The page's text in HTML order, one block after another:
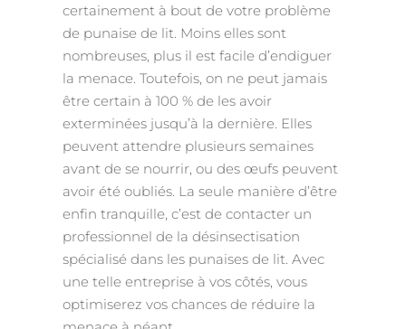
certainement à bout de votre problème
de punaise de lit. Moins elles sont
nombreuses, plus il est facile d’endiguer
la menace. Toutefois, on ne peut jamais
être certain à 100 % de les avoir
exterminées jusqu’à la dernière. Elles
peuvent attendre plusieurs semaines
avant de se nourrir, ou des œufs peuvent
avoir été oubliés. La seule manière d’être
enfin tranquille, c’est de contacter un
professionnel de la désinsectisation
spécialisé dans les punaises de lit. Avec
une telle entreprise à vos côtés, vous
optimiserez vos chances de réduire la